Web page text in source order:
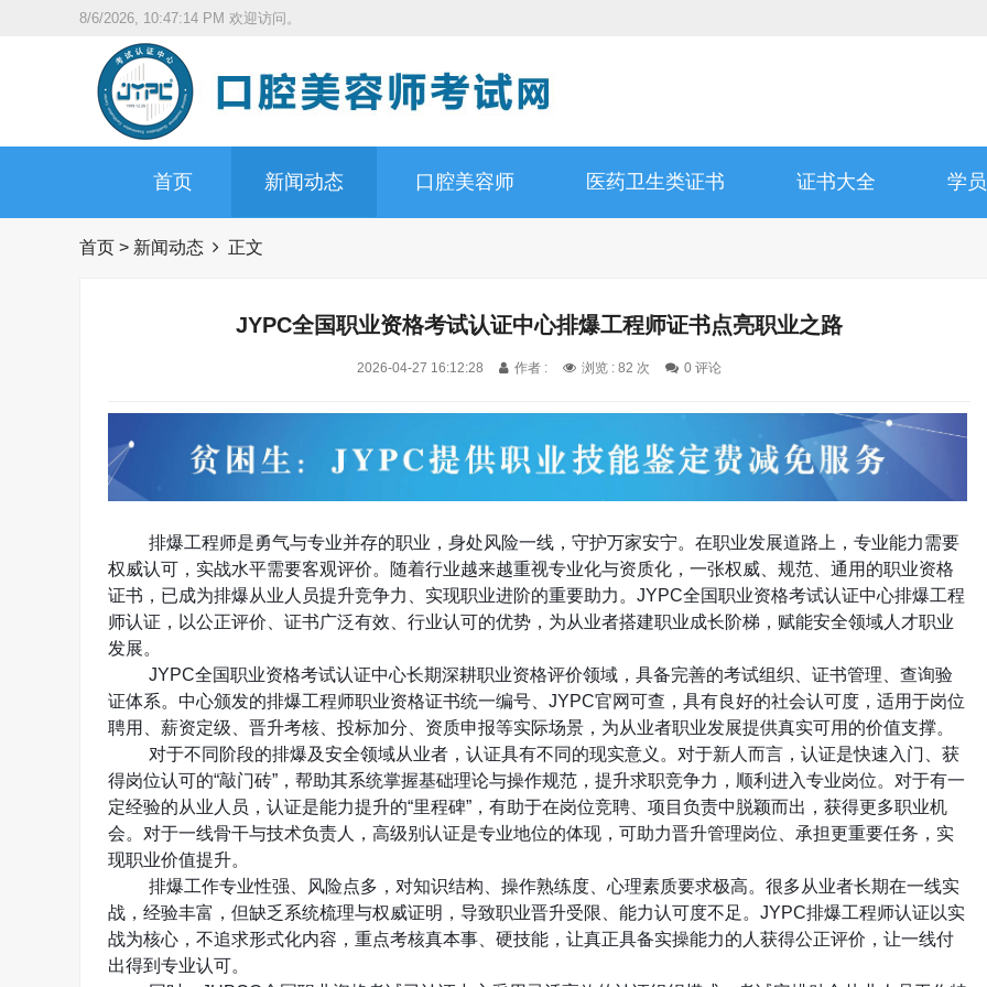
8/6/2026, 10:47:15 PM 欢迎访问。
首页 新闻动态 口腔美容师 医药卫生类证书 证书大全 学
首页 > 新闻动态 正文
JYPC全国职业资格考试认证中心排爆工程师证书点亮职业之路
2026-04-27 16:12:28 作者 : 浏览 : 82 次 0 评论
排爆工程师是勇气与专业并存的职业，身处风险一线，守护万家安宁。在职业发展道路上，专业能力需要
权威认可，实战水平需要客观评价。随着行业越来越重视专业化与资质化，一张权威、规范、通用的职业资格
证书，已成为排爆从业人员提升竞争力、实现职业进阶的重要助力。 JYPC全国职业资格考试认证中心排爆工程
师认证，以公正评价、证书广泛有效、行业认可的优势，为从业者搭建职业成长阶梯，赋能安全领域人才职业
发展。
JYPC全国职业资格考试认证中心长期深耕职业资格评价领域，具备完善的考试组织、证书管理、查询验
证体系。中心颁发的排爆工程师职业资格证书统一编号、 JYPC官网可查，具有良好的社会认可度，适用于岗位
聘用、薪资定级、晋升考核、投标加分、资质申报等实际场景，为从业者职业发展提供真实可用的价值支撑。
对于不同阶段的排爆及安全领域从业者，认证具有不同的现实意义。对于新人而言，认证是快速入门、获
得岗位认可的“敲门砖”，帮助其系统掌握基础理论与操作规范，提升求职竞争力，顺利进入专业岗位。对于有一
定经验的从业人员，认证是能力提升的“里程碑”，有助于在岗位竞聘、项目负责中脱颖而出，获得更多职业机
会。对于一线骨干与技术负责人，高级别认证是专业地位的体现，可助力晋升管理岗位、承担更重要任务，实
现职业价值提升。
排爆工作专业性强、风险点多，对知识结构、操作熟练度、心理素质要求极高。很多从业者长期在一线实
战，经验丰富，但缺乏系统梳理与权威证明，导致职业晋升受限、能力认可度不足。 JYPC排爆工程师认证以实
战为核心，不追求形式化内容，重点考核真本事、硬技能，让真正具备实操能力的人获得公正评价，让一线付
出得到专业认可。